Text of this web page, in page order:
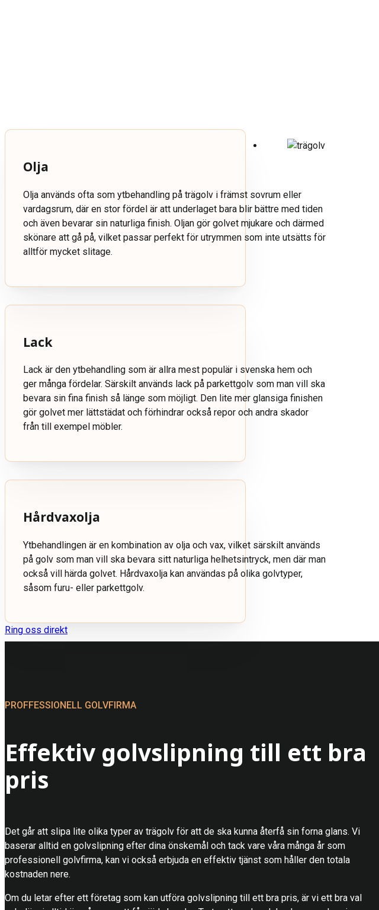
Olja
Olja används ofta som ytbehandling på trägolv i främst sovrum eller
vardagsrum, där en stor fördel är att underlaget bara blir bättre med tiden
och även bevarar sin naturliga finish. Oljan gör golvet mjukare och därmed
skönare att gå på, vilket passar perfekt för utrymmen som inte utsätts för
alltför mycket slitage.
Lack
Lack är den ytbehandling som är allra mest populär i svenska hem och
ger många fördelar. Särskilt används lack på parkettgolv som man vill ska
bevara sin fina finish så länge som möjligt. Den lite mer glansiga finishen
gör golvet mer lättstädat och förhindrar också repor och andra skador
från till exempel möbler.
Hårdvaxolja
Ytbehandlingen är en kombination av olja och vax, vilket särskilt används
på golv som man vill ska bevara sitt naturliga helhetsintryck, men där man
också vill härda golvet. Hårdvaxolja kan användas på olika golvtyper,
såsom furu- eller parkettgolv.
Ring oss direkt
Effektiv golvslipning till ett bra
pris
Det går att slipa lite olika typer av trägolv för att de ska kunna återfå sin forna glans. Vi
baserar alltid en golvslipning efter dina önskemål och tack vare våra många år som
professionell golvfirma, kan vi också erbjuda en effektiv tjänst som håller den totala
kostnaden nere.
Om du letar efter ett företag som kan utföra golvslipning till ett bra pris, är vi ett bra val
PROFFESSIONELL GOLVFIRMA